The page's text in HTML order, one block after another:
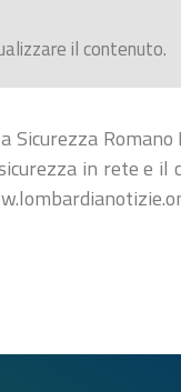
il contenuto.
in rete e il